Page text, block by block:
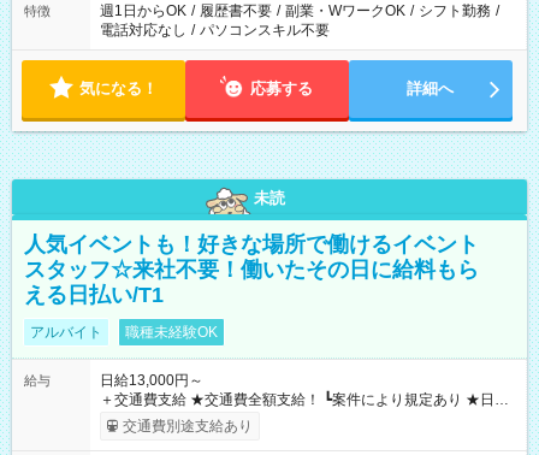
特徴 週1日からOK / 履歴書不要 / 副業・WワークOK / シフト勤務 /
電話対応なし / パソコンスキル不要
気になる！ 応募する 詳細へ
未読
人気イベントも！好きな場所で働けるイベント
スタッフ☆来社不要！働いたその日に給料もら
える日払い/T1
アルバイト 職種未経験OK
給与
日給13,000円～
＋交通費支給 ★交通費全額支給！ ┗案件により規定あり ★日払
いOK！（規定あり） ┗働いたその日に現金GET♪ お仕事後はコ
ンビニATMから 日払い分を引き落とせます！ 【試用期間】試
交通費別途支給あり